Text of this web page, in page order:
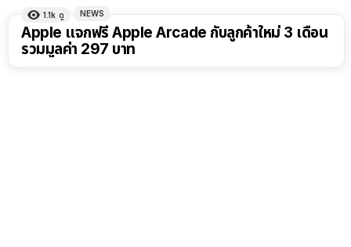
1.1k ดู NEWS
Apple แจกฟรี Apple Arcade กับลูกค้าใหม่ 3 เดือน
รวมมูลค่า 297 บาท